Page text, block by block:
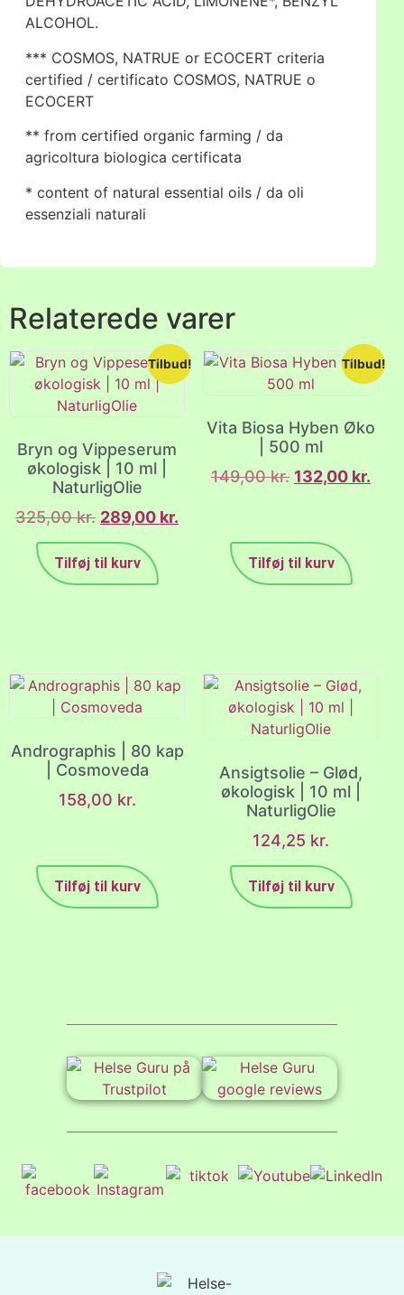
ALCOHOL.
*** COSMOS, NATRUE or ECOCERT criteria
certified / certificato COSMOS, NATRUE o
ECOCERT
** from certified organic farming / da
agricoltura biologica certificata
* content of natural essential oils / da oli
essenziali naturali
Relaterede varer
Tilbud!
Bryn og Vippeserum
økologisk | 10 ml |
NaturligOlie
325,00kr. 289,00 kr.
Tilføj til kurv
Tilbud!
Vita Biosa Hyben Øko
| 500 ml
149,00kr. 132,00 kr.
Tilføj til kurv
Andrographis | 80 kap
| Cosmoveda
158,00 kr.
Tilføj til kurv
Ansigtsolie – Glød,
økologisk | 10 ml |
NaturligOlie
124,25 kr.
Tilføj til kurv